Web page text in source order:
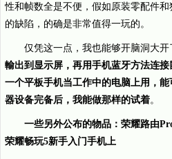
性和帧数全是不便，假如原装零配件
的缺陷，的确是非常值得一玩的。
仅凭这一点，我也能够开脑洞大开
輸出到显示屏，再用手机蓝牙方法连
一个平板手机当工作中的电脑上用，
器设备完备后，我能做那样的试着。
一些另外公布的物品：荣耀路由
荣耀畅玩5新手入门手机上